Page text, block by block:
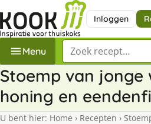
Inloggen
Menu Zoek een recept
Stoemp van
honing en
U bent hier: Home › Recepten ›